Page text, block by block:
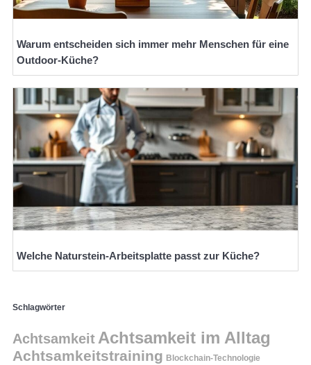
Warum entscheiden sich immer mehr Menschen für eine
Outdoor-Küche?
Welche Naturstein-Arbeitsplatte passt zur Küche?
Schlagwörter
Achtsamkeit Achtsamkeit im Alltag
Achtsamkeitstraining Blockchain-Technologie